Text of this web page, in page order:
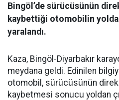
Bingöl’de sürücüsünün
kaybettiği otomobilin
yaralandı.
Kaza, Bingöl-Diyarbakır
meydana geldi. Edinilen
otomobil, sürücüsünün
kaybetmesi sonucu yoldan